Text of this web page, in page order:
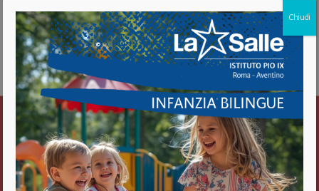
about INCONTRO CON DIRETTORE GENERALE AGGIUNTO
DELLA FAO
Vedi il calendario completo
Istituto Pio IX
Roma Aventino
Fratelli delle Scuole Cristiane
Chiudi